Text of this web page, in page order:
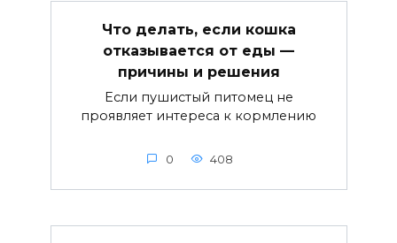
Что делать, если кошка
отказывается от еды —
причины и решения
Если пушистый питомец не
проявляет интереса к кормлению
0 408